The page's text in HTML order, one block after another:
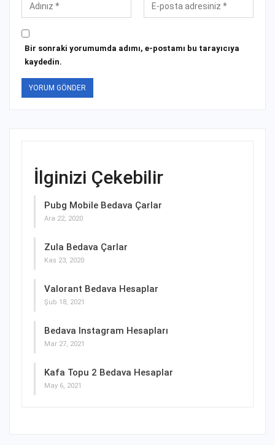
Bir sonraki yorumumda adımı, e-postamı bu tarayıcıya
kaydedin.
İlginizi Çekebilir
Pubg Mobile Bedava Çarlar
Ara 22, 2020
Zula Bedava Çarlar
Kas 23, 2020
Valorant Bedava Hesaplar
Şub 18, 2021
Bedava Instagram Hesapları
Mar 27, 2021
Kafa Topu 2 Bedava Hesaplar
May 6, 2021